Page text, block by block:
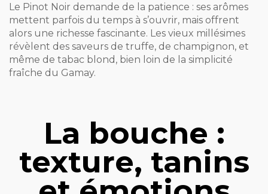
Le Pinot Noir demande de la patience : ses arômes
mettent parfois du temps à s’ouvrir, mais offrent
alors une richesse fascinante. Les vieux millésimes
révèlent des saveurs de truffe, de champignon, et
même de tabac blond, bien loin de la simplicité
fraîche du Gamay.
La bouche :
texture, tanins